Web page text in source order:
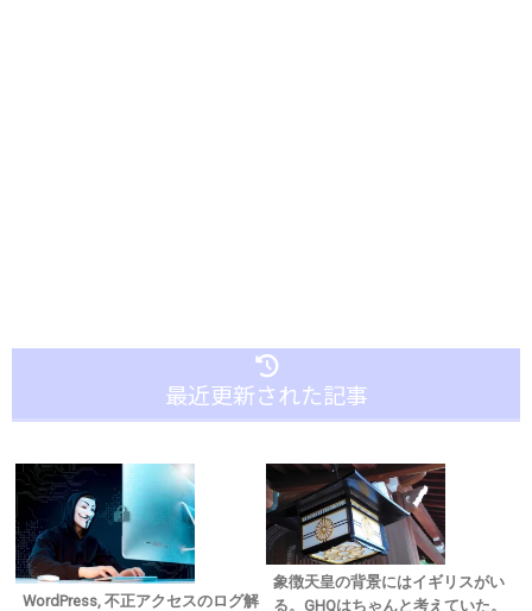
最近更新された記事
WordPress, 不正アクセスのログ解
象徴天皇の背景にはイギリスがい
る。GHQはちゃんと考えていた。